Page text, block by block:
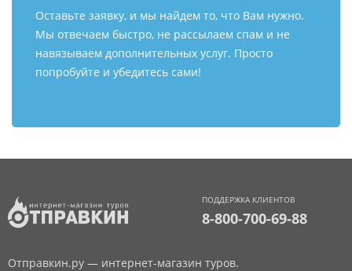
Оставьте заявку, и мы найдем то, что Вам нужно.
Мы отвечаем быстро, не рассылаем спам и не
навязываем дополнительных услуг. Просто
попробуйте и убедитесь сами!
ПОДДЕРЖКА КЛИЕНТОВ
8-800-700-69-88
Отправкин.ру — интернет-магазин туров.